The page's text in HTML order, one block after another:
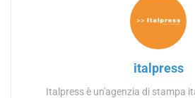
italpress
Italpress è un'agenzia di stampa